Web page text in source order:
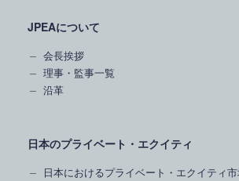
JPEAについて
会長挨拶
理事・監事一覧
沿革
日本のプライベート・エクイティ
日本におけるプライベート・エクイティ